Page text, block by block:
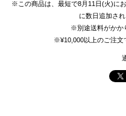
※この商品は、最短で8月11日(火)に
に数日追加さ
※別途送料がかか
※¥10,000以上のご注文